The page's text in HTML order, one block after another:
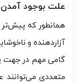
علت بوجود
همانطور که
آزاردهنده و
گامی مهم در جهت
متعددی